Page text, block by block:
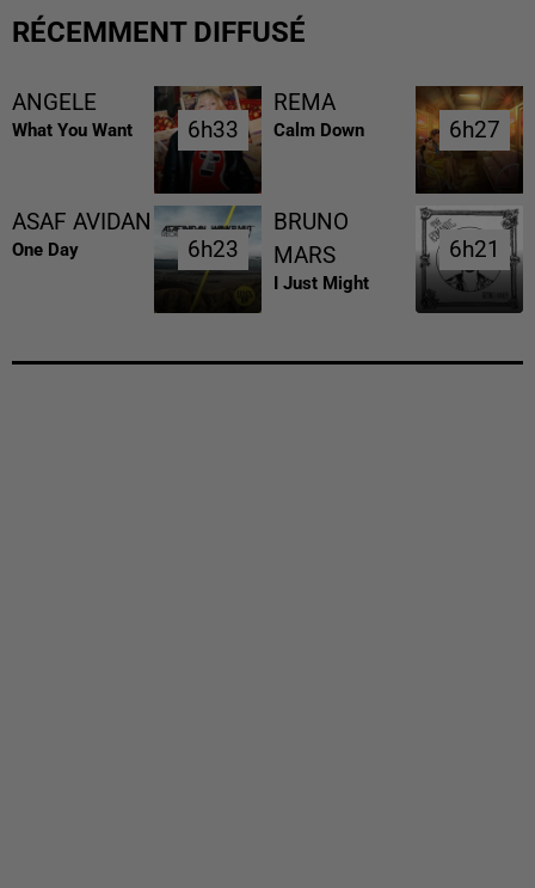
RÉCEMMENT DIFFUSÉ
ANGELE
What You Want 6h33
6h33
REMA
Calm Down 6h27
6h27
ASAF AVIDAN
One Day 6h23
6h23
BRUNO
MARS
I Just Might
6h21
6h21